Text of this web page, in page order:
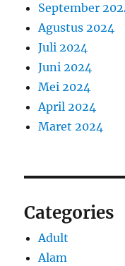
September
Agustus 2024
Juli 2024
Juni 2024
Mei 2024
April 2024
Maret 2024
Categories
Adult
Alam